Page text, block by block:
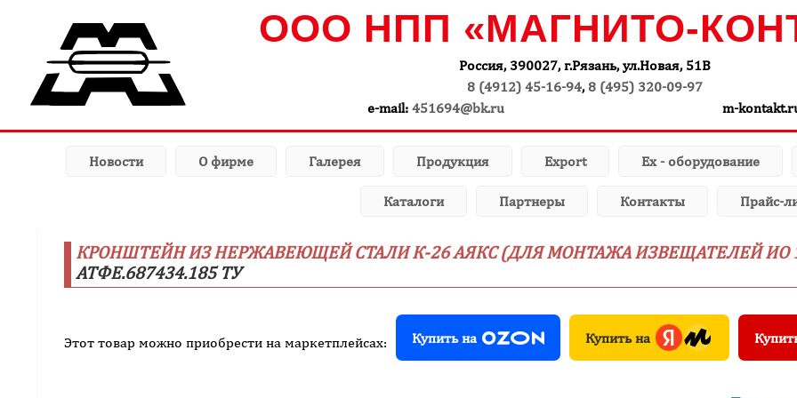
ООО НПП «МАГНИТО-
Россия, 390027, г.Рязань, ул.Новая, 51В
8 (4912) 45-16-94, 8 (495) 320-09-97
e-mail:451694@bk.ru m-
Новости О фирме Галерея Продукция Export Ex - оборудование
Каталоги Партнеры Контакты Прайс-
КРОНШТЕЙН ИЗ НЕРЖАВЕЮЩЕЙ СТАЛИ К-26 АЯКС (ДЛЯ МОНТАЖА ИЗВЕЩАТЕЛЕЙ ИО
АТФЕ.687434.185 ТУ
Этот товар можно приобрести на маркетплейсах: Купить на Купить на